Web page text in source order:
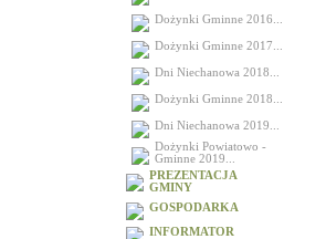
Dożynki Gminne 2016...
Dożynki Gminne 2017...
Dni Niechanowa 2018...
Dożynki Gminne 2018...
Dni Niechanowa 2019...
Dożynki Powiatowo -
Gminne 2019...
PREZENTACJA
GMINY
GOSPODARKA
INFORMATOR